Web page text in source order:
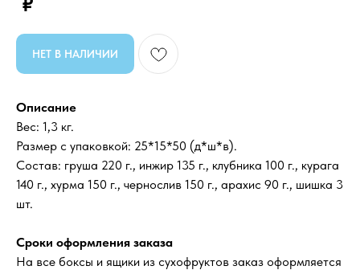
НЕТ В НАЛИЧИИ
Описание
Вес: 1,3 кг.
Размер с упаковкой: 25*15*50 (д*ш*в).
Состав: груша 220 г., инжир 135 г., клубника 100 г., курага
140 г., хурма 150 г., чернослив 150 г., арахис 90 г., шишка 3
шт.
Сроки оформления заказа
На все боксы и ящики из сухофруктов заказ оформляется